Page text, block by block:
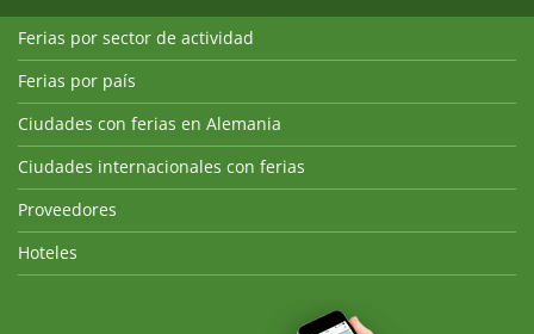
Ferias por sector de actividad
Ferias por país
Ciudades con ferias en Alemania
Ciudades internacionales con ferias
Proveedores
Hoteles